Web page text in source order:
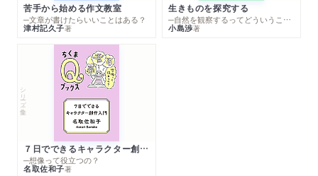
苦手から始める作文教室
─文章が書けたらいいことはある？
津村記久子著
生きものを探究する
─自然を観察するってどういうこと？
小島渉著
シリーズ・全集
７日でできるキャラクター創作入門
─想像って役立つの？
名取佐和子著